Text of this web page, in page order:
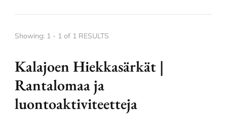
Showing: 1 - 1 of 1 RESULTS
Kalajoen Hiekkasärkät |
Rantalomaa ja
luontoaktiviteetteja